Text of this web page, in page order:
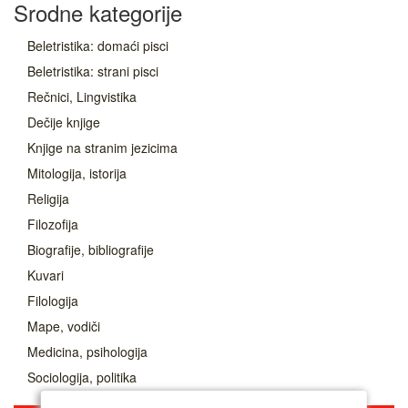
Srodne kategorije
Beletristika: domaći pisci
Beletristika: strani pisci
Rečnici, Lingvistika
Dečije knjige
Knjige na stranim jezicima
Mitologija, istorija
Religija
Filozofija
Biografije, bibliografije
Kuvari
Filologija
Mape, vodiči
Medicina, psihologija
Sociologija, politika